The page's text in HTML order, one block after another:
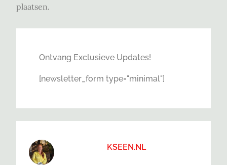
plaatsen.
Ontvang Exclusieve Updates!
[newsletter_form type="minimal"]
KSEEN.NL